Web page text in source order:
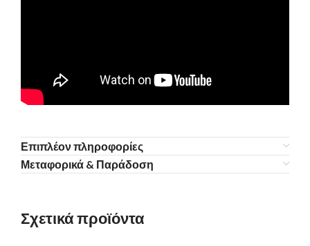
Επιπλέον πληροφορίες
Μεταφορικά & Παράδοση
Σχετικά προϊόντα